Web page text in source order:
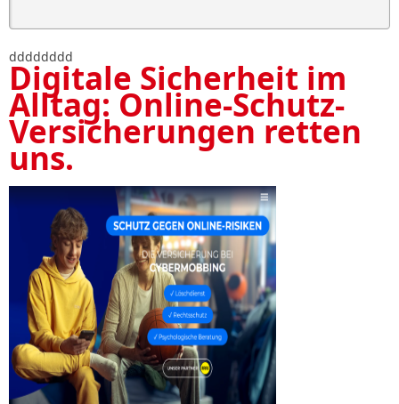
dddddddd
Digitale Sicherheit im
Alltag: Online-Schutz-
Versicherungen retten
uns.